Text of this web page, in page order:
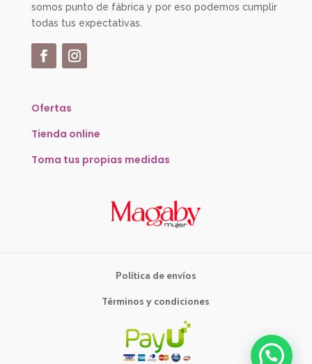
somos punto de fábrica y por eso podemos cumplir
todas tus expectativas.
Ofertas
Tienda online
Toma tus propias medidas
Política de envíos
Términos y condiciones